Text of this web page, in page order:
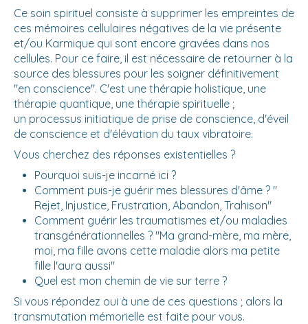
Ce soin spirituel consiste à supprimer les empreintes de
ces mémoires cellulaires négatives de la vie présente
et/ou Karmique qui sont encore gravées dans nos
cellules. Pour ce faire, il est nécessaire de retourner à la
source des blessures pour les soigner définitivement
"en conscience". C'est une thérapie holistique, une
thérapie quantique, une thérapie spirituelle ;
un processus initiatique de prise de conscience, d'éveil
de conscience et d'élévation du taux vibratoire.
Vous cherchez des réponses existentielles ?
Pourquoi suis-je incarné ici ?
Comment puis-je guérir mes blessures d'âme ? "
Rejet, Injustice, Frustration, Abandon, Trahison"
Comment guérir les traumatismes et/ou maladies
transgénérationnelles ? "Ma grand-mère, ma mère,
moi, ma fille avons cette maladie alors ma petite
fille l'aura aussi"
Quel est mon chemin de vie sur terre ?
Si vous répondez oui à une de ces questions ; alors la
transmutation mémorielle est faite pour vous.